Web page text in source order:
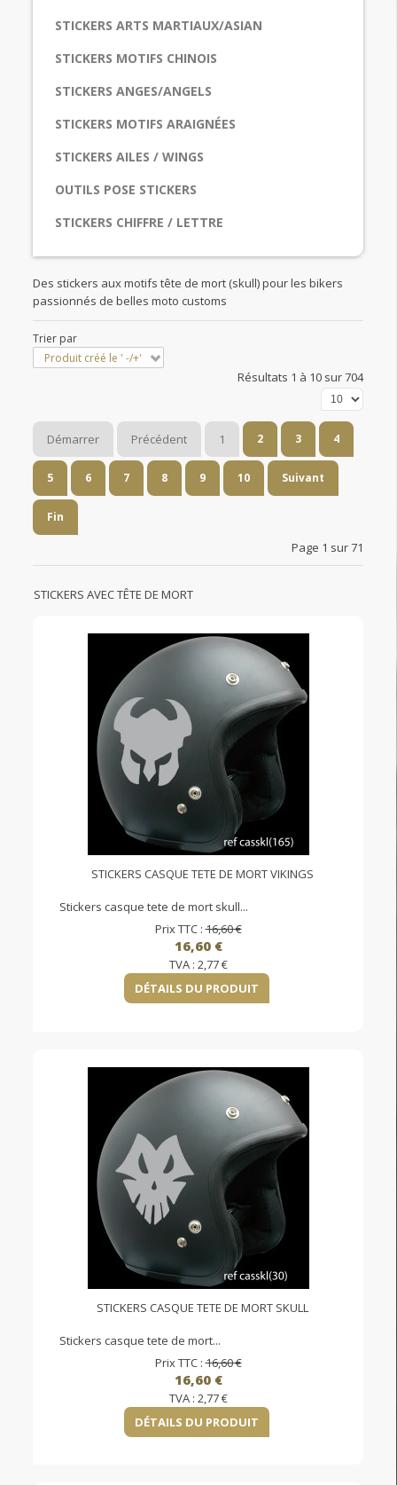
STICKERS ARTS MARTIAUX/ASIAN
STICKERS MOTIFS CHINOIS
STICKERS ANGES/ANGELS
STICKERS MOTIFS ARAIGNÉES
STICKERS AILES / WINGS
OUTILS POSE STICKERS
STICKERS CHIFFRE / LETTRE
Des stickers aux motifs tête de mort (skull) pour les bikers
passionnés de belles moto customs
Trier par
Produit créé le ' -/+'
Résultats 1 à 10 sur 704
Démarrer Précédent 1 2 3 4
5 6 7 8 9 10 Suivant
Fin
Page 1 sur 71
STICKERS AVEC TÊTE DE MORT
STICKERS CASQUE TETE DE MORT VIKINGS
Stickers casque tete de mort skull...
Prix TTC :16,60 €
16,60 €
TVA : 2,77 €
DÉTAILS DU PRODUIT
STICKERS CASQUE TETE DE MORT SKULL
Stickers casque tete de mort...
Prix TTC :16,60 €
16,60 €
TVA : 2,77 €
DÉTAILS DU PRODUIT